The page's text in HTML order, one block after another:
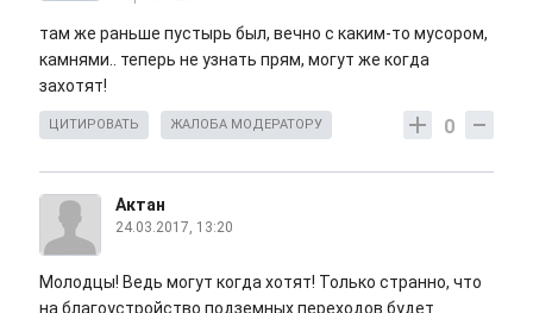
там же раньше пустырь был, вечно с каким-то мусором,
камнями.. теперь не узнать прям, могут же когда
захотят!
0
ЦИТИРОВАТЬ ЖАЛОБА МОДЕРАТОРУ
Актан
24.03.2017, 13:20
Молодцы! Ведь могут когда хотят! Только странно, что
на благоустройство подземных переходов будет